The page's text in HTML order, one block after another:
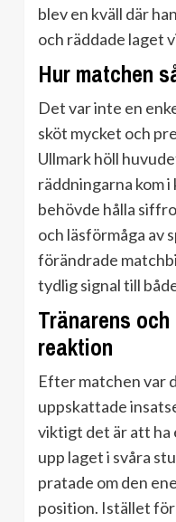
blev en kväll där
och räddade laget
Hur matchen
Det var inte en
sköt mycket och
Ullmark höll
räddningarna kom
behövde hålla
och läsförmåga av
förändrade
tydlig signal till
Tränarens
reaktion
Efter matchen var
uppskattade
viktigt det är att ha
upp laget i svåra
pratade om den
position. Istället